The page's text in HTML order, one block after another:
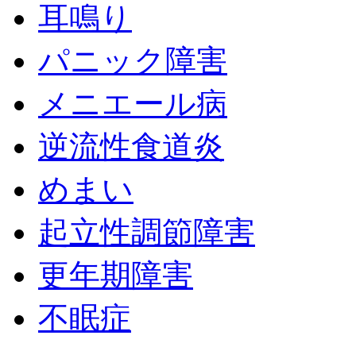
耳鳴り
パニック障害
メニエール病
逆流性食道炎
めまい
起立性調節障害
更年期障害
不眠症